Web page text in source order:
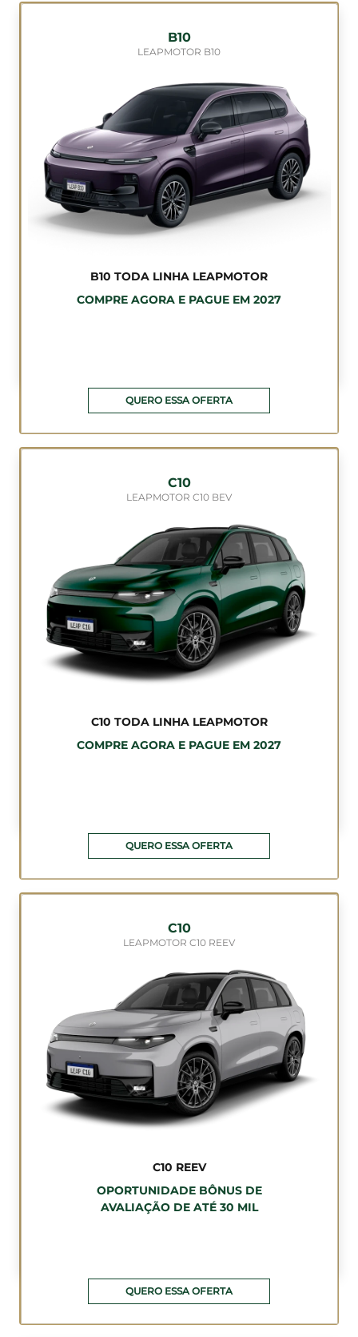
B10
LEAPMOTOR B10
B10 TODA LINHA LEAPMOTOR
COMPRE AGORA E PAGUE EM 2027
QUERO ESSA OFERTA
C10
LEAPMOTOR C10 BEV
C10 TODA LINHA LEAPMOTOR
COMPRE AGORA E PAGUE EM 2027
QUERO ESSA OFERTA
C10
LEAPMOTOR C10 REEV
C10 REEV
OPORTUNIDADE BÔNUS DE
AVALIAÇÃO DE ATÉ 30 MIL
QUERO ESSA OFERTA